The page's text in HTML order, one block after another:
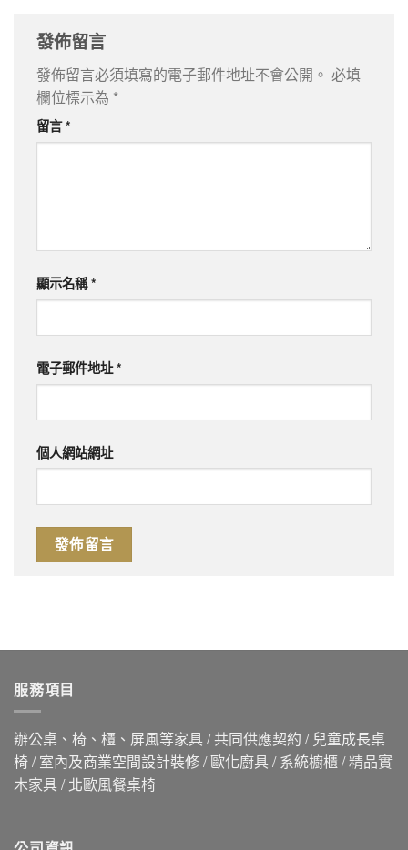
發佈留言
發佈留言必須填寫的電子郵件地址不會公開。 必填
欄位標示為 *
留言*
顯示名稱*
電子郵件地址*
個人網站網址
服務項目
辦公桌、椅、櫃、屏風等家具 / 共同供應契約 / 兒童成長桌
椅 / 室內及商業空間設計裝修 / 歐化廚具 / 系統櫥櫃 / 精品實
木家具 / 北歐風餐桌椅